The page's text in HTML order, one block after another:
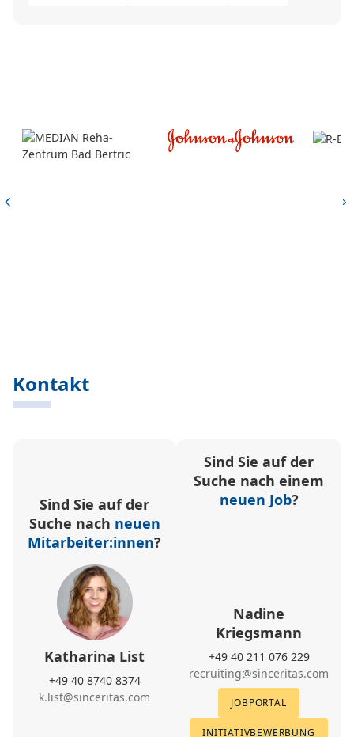
Kontakt
Sind Sie auf der
Suche nach neuen
Mitarbeiter:innen?
Katharina List
+49 40 8740 8374
k.list@sinceritas.com
Sind Sie auf der
Suche nach einem
neuen Job?
Nadine
Kriegsmann
+49 40 211 076 229
recruiting@sinceritas.com
JOBPORTAL
INITIATIVBEWERBUNG